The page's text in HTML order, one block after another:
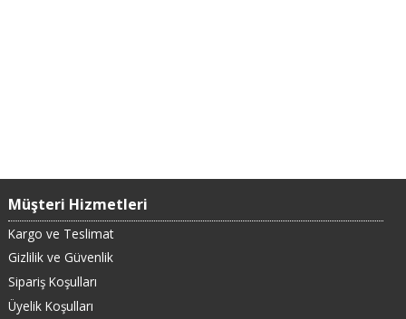
Müşteri Hizmetleri
Kargo ve Teslimat
Gizlilik ve Güvenlik
Sipariş Koşulları
Üyelik Koşulları